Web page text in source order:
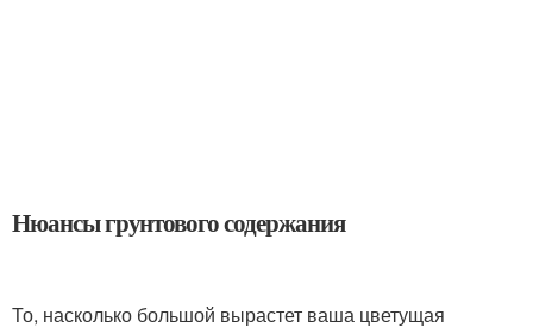
Нюансы грунтового содержания
То, насколько большой вырастет ваша цветущая